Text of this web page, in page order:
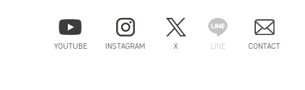
YOUTUBE INSTAGRAM X LINE CONTACT